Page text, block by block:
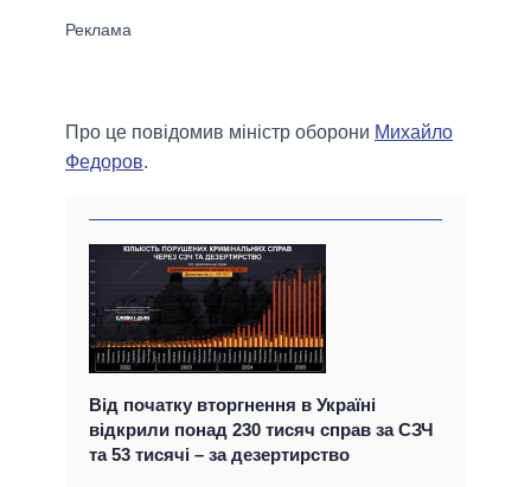
Про це повідомив міністр оборони Михайло
Федоров.
Від початку вторгнення в Україні
відкрили понад 230 тисяч справ за СЗЧ
та 53 тисячі – за дезертирство